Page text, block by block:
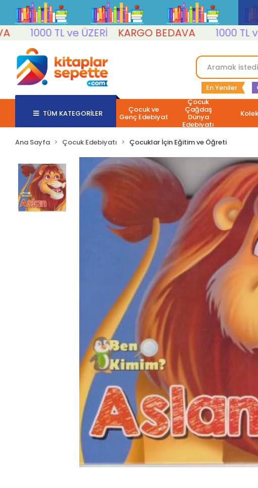
1000 TL ve ÜZERİ
KARGO BEDAVA 1000 TL ve
En Yeniler
TÜM KATEGORİLER Çocuk ve
Genç Edebiyat
Çocuk
Çağdaş
Dünya
Edebiyatı
Ana Sayfa Çocuk Edebiyatı Çocuklar İçin Eğitim ve Öğreti